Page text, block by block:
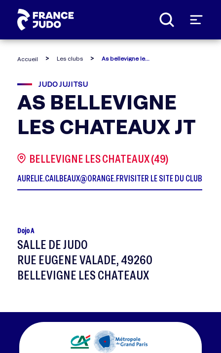
Accueil Les clubs As bellevigne les chateaux jt
JUDO JUJITSU
AS BELLEVIGNE
LES CHATEAUX JT
BELLEVIGNE LES CHATEAUX (49)
AURELIE.CAILBEAUX@ORANGE.FRVISITER LE SITE DU CLUB
Dojo A
SALLE DE JUDO
RUE EUGENE VALADE, 49260
BELLEVIGNE LES CHATEAUX